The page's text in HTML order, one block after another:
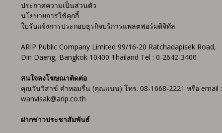
ประกาศความเป็นส่วนตัว
นโยบายการใช้คุกกี้
ใบรับแจ้งการประกอบธุรกิจบริการแพลตฟอร์มดิจิทัล
ARIP Public Company Limited 99/16-20 Ratchadapisek Road,
Din Daeng, Bangkok 10400 Thailand Tel : 0-2642-3400
สนใจลงโฆษณาติดต่อ
คุณวันวิสาข์ คำหอมรื่น (คุณแนน) โทร. 08-1668-2221 หรือ email :
wanvisak@arip.co.th
ฝากข่าวประชาสัมพันธ์